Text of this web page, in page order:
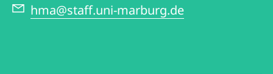
hma@staff.uni-marburg.de